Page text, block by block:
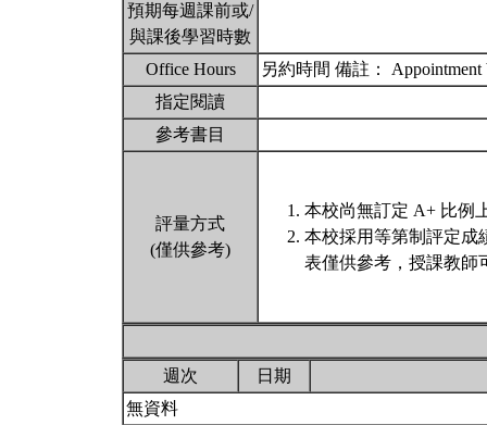
預期每週課前或/
與課後學習時數
Office Hours
另約時間 備註：
指定閱讀
參考書目
評量方式
(僅供參考)
本校尚無訂定 A+ 比例
本校採用等第制評定成
表僅供參考，授課教師
週次
日期
無資料